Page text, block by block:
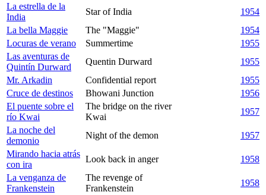
La estrella de la
India
Star of India
1954
La bella Maggie
The "Maggie"
1954
Locuras de verano
Summertime
1955
Las aventuras de
Quintín Durward
Quentin Durward
1955
Mr. Arkadin
Confidential report
1955
Cruce de destinos
Bhowani Junction
1956
El puente sobre el
río Kwai
The bridge on the river
Kwai
1957
La noche del
demonio
Night of the demon
1957
Mirando hacia atrás
con ira
Look back in anger
1958
La venganza de
Frankenstein
The revenge of
Frankenstein
1958